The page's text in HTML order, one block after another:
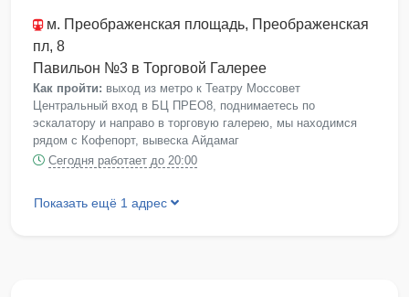
м. Преображенская площадь, Преображенская
пл, 8
Павильон №3 в Торговой Галерее
Как пройти: выход из метро к Театру Моссовет
Центральный вход в БЦ ПРЕО8, поднимаетесь по
эскалатору и направо в торговую галерею, мы находимся
рядом с Кофепорт, вывеска Айдамаг
Сегодня работает до 20:00
Показать ещё 1 адрес